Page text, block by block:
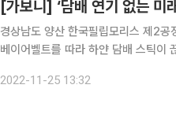
경상남도 양산 한국필립모리스 제2
베이어벨트를 따라 하얀 담배 스틱이
새 필터 때문이다. 필터만 해도 수십
2022-11-25 13:32